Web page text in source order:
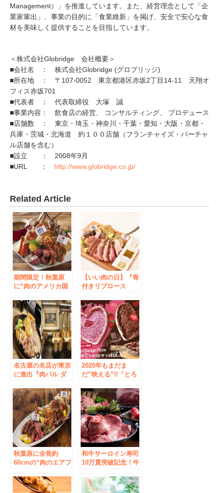
Management）」を推進しています。また、経営理念として「企
業家輩出」、事業の目的に「食業維新」を掲げ、安全で安心な食
材を美味しく提供することを目指しています。
＜株式会社Globridge 会社概要＞
■会社名 ： 株式会社Globridge (グロブリッジ)
■所在地 ： 〒107-0052 東京都港区赤坂2丁目14-11 天翔オ
フィス赤坂701
■代表者 ： 代表取締役 大塚 誠
■事業内容： 飲食店の経営、 コンサルティング、 プロデュース
■店舗数 ： 東京・埼玉・神奈川・千葉・愛知・大阪・京都・
兵庫・茨城・北海道 約１００店舗（フランチャイズ・バーチャ
ル店舗を含む）
■設立 ： 2008年9月
■URL ： http://www.globridge.co.jp/
Related Article
期間限定！秋葉原
に“肉のアメリカ国
総重量2.9kgの「カ
レー」早食いキャン
ペーン7月1日実施
【いい肉の日】『骨
付きリブロース
2,929円に
名古屋の名店が東京
に進出『肉バル ダ
末広町駅に11月25日
グランドオープン！
2020年もまだま
だ”映える”!!「とろ
とろ～りチーズアイ
スとザクザク焼き菓
子のハーモニー
秋葉原に全長約
60cmの“肉のエアフ
陸！？ 肉ソン大統
領、巨大肉盛りメニ
和牛サーロイン寿司
10万貫突破記念！牛
ン寿司食べ放題コー
スが3,980円！